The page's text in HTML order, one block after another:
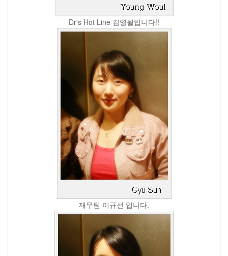
Dr's Hot Line 김영월입니다!!
재무팀 이규선 입니다.